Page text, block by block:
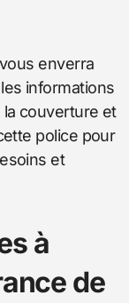
enverra
informations
couverture et
police pour
et
à
de